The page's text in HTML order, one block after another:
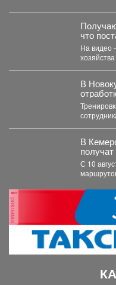
что
На видео
В
В
С 10
реклама